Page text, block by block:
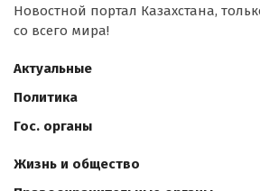
Новостной портал Казахстана,
со всего мира!
Актуальные
Политика
Гос. органы
Жизнь и общество